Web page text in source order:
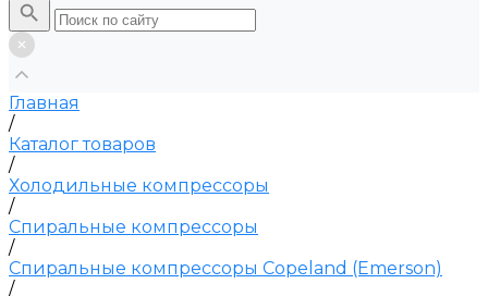
Главная
/
Каталог товаров
/
Холодильные компрессоры
/
Спиральные компрессоры
/
Спиральные компрессоры Copeland (Emerson)
/